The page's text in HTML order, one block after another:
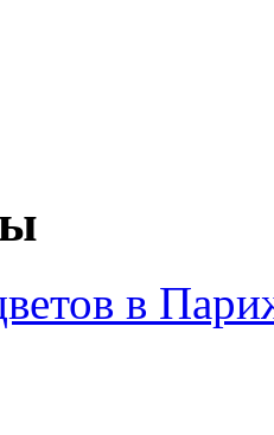
в